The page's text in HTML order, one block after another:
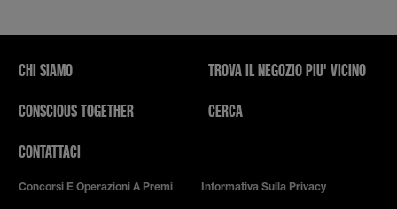
CHI SIAMO
CONSCIOUS TOGETHER
CONTATTACI
TROVA IL NEGOZIO PIU' VICINO
CERCA
Concorsi E Operazioni A Premi Informativa Sulla Privacy